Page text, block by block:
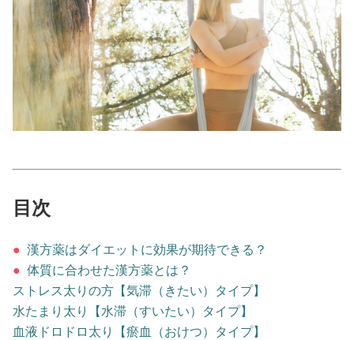
ココロ/カラダ
グルメ
トラベル
性と愛
ゲーム
目次
● 漢方薬はダイエットに効果が期待できる？
● 体質に合わせた漢方薬とは？
ストレス太りの方【気滞（きたい）タイプ】
水たまり太り【水滞（すいたい）タイプ】
血液ドロドロ太り【瘀血（おけつ）タイプ】